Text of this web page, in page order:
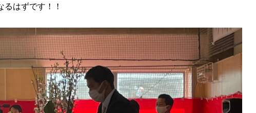
はずです！！